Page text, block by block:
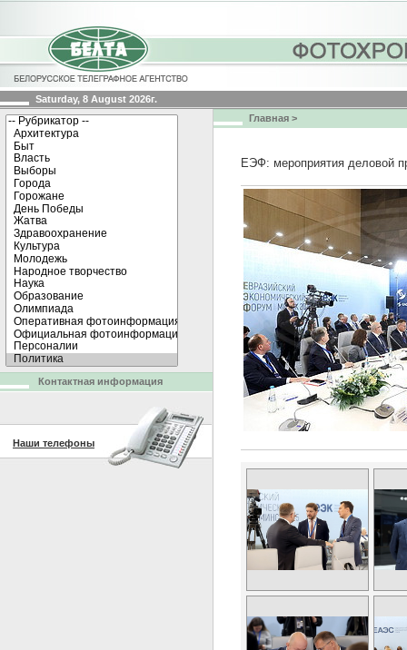
Saturday, 8 August 2026г.
Главная >
ЕЭФ: мероприятия деловой
Контактная информация
Наши телефоны